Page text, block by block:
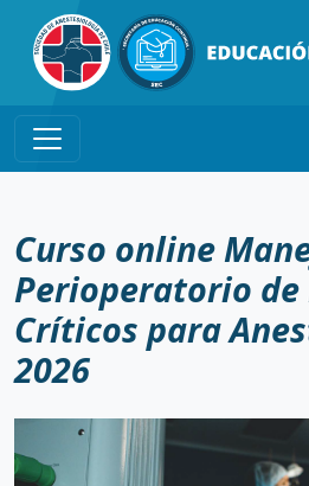
Curso online
Perioperatorio de
Críticos para
2026